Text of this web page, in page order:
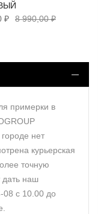
₽
8 990,00 ₽
примерки в
нет
курьерская
точную
наш
с 10.00 до